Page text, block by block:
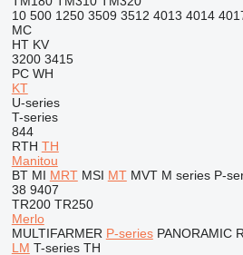
10 500 1250 3509 3512 4013 4014
MC
HT KV
3200 3415
PC WH
KT
U-series
T-series
844
RTH TH
Manitou
BT MI MRT MSI MT MVT M series P-
38 9407
TR200 TR250
Merlo
MULTIFARMER P-series PANORAMIC
LM T-series TH